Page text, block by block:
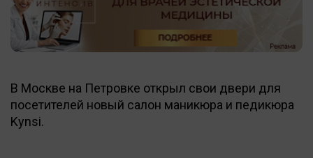
В Москве на Петровке открыл свои двери для
посетителей новый салон маникюра и педикюра
Kynsi.